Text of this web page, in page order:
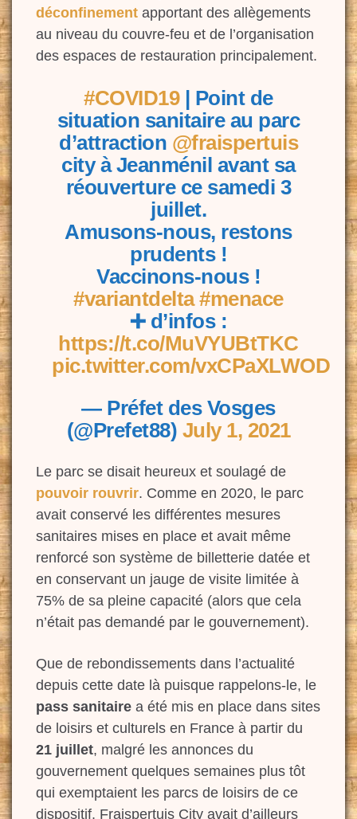
déconfinement apportant des allègements
au niveau du couvre-feu et de l’organisation
des espaces de restauration principalement.
#COVID19| Point de
situation sanitaire au parc
d’attraction @fraispertuis
city à Jeanménil avant sa
réouverture ce samedi 3
juillet.
Amusons-nous, restons
prudents !
Vaccinons-nous !
#variantdelta #menace
➕ d’infos :
https://t.co/MuVYUBtTKC
pic.twitter.com/vxCPaXLWOD
— Préfet des Vosges
(@Prefet88) July 1, 2021
Le parc se disait heureux et soulagé de
pouvoir rouvrir. Comme en 2020, le parc
avait conservé les différentes mesures
sanitaires mises en place et avait même
renforcé son système de billetterie datée et
en conservant un jauge de visite limitée à
75% de sa pleine capacité (alors que cela
n’était pas demandé par le gouvernement).
Que de rebondissements dans l’actualité
depuis cette date là puisque rappelons-le, le
pass sanitaire a été mis en place dans sites
de loisirs et culturels en France à partir du
21 juillet, malgré les annonces du
gouvernement quelques semaines plus tôt
qui exemptaient les parcs de loisirs de ce
dispositif. Fraispertuis City avait d’ailleurs